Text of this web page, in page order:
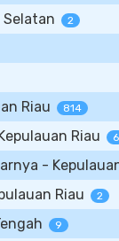
2
Riau 814
Riau 6
-
Riau 2
9